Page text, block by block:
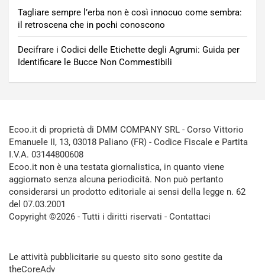
Tagliare sempre l’erba non è così innocuo come sembra:
il retroscena che in pochi conoscono
Decifrare i Codici delle Etichette degli Agrumi: Guida per
Identificare le Bucce Non Commestibili
Ecoo.it di proprietà di DMM COMPANY SRL - Corso Vittorio
Emanuele II, 13, 03018 Paliano (FR) - Codice Fiscale e Partita
I.V.A. 03144800608
Ecoo.it non è una testata giornalistica, in quanto viene
aggiornato senza alcuna periodicità. Non può pertanto
considerarsi un prodotto editoriale ai sensi della legge n. 62
del 07.03.2001
Copyright ©2026 - Tutti i diritti riservati - Contattaci
Le attività pubblicitarie su questo sito sono gestite da
theCoreAdv